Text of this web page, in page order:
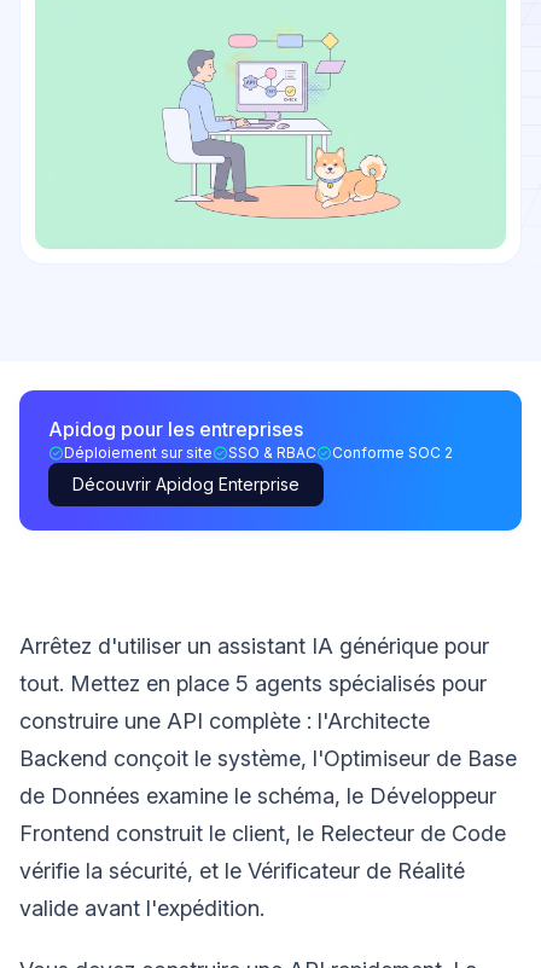
Apidog pour les entreprises
Déploiement sur site SSO & RBAC Conforme SOC 2
Découvrir Apidog Enterprise
Arrêtez d'utiliser un assistant IA générique pour
tout. Mettez en place 5 agents spécialisés pour
construire une API complète : l'Architecte
Backend conçoit le système, l'Optimiseur de Base
de Données examine le schéma, le Développeur
Frontend construit le client, le Relecteur de Code
vérifie la sécurité, et le Vérificateur de Réalité
valide avant l'expédition.